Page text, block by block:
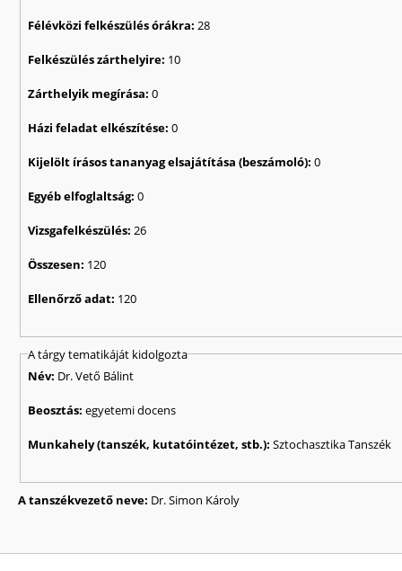
Félévközi felkészülés órákra: 28
Felkészülés zárthelyire: 10
Zárthelyik megírása:0
Házi feladat elkészítése:0
Kijelölt írásos tananyag elsajátítása (beszámoló):0
Egyéb elfoglaltság:0
Vizsgafelkészülés: 26
Összesen: 120
Ellenőrző adat: 120
A tárgy tematikáját kidolgozta
Név: Dr. Vető Bálint
Beosztás:egyetemi docens
Munkahely (tanszék, kutatóintézet, stb.):Sztochasztika Tanszék
A tanszékvezető neve: Dr. Simon Károly